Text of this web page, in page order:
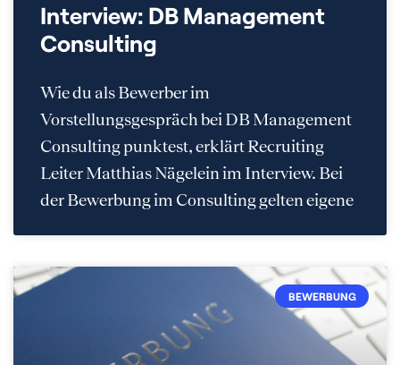
Interview: DB Management
Consulting
Wie du als Bewerber im
Vorstellungsgespräch bei DB Management
Consulting punktest, erklärt Recruiting
Leiter Matthias Nägelein im Interview. Bei
der Bewerbung im Consulting gelten eigene
BEWERBUNG